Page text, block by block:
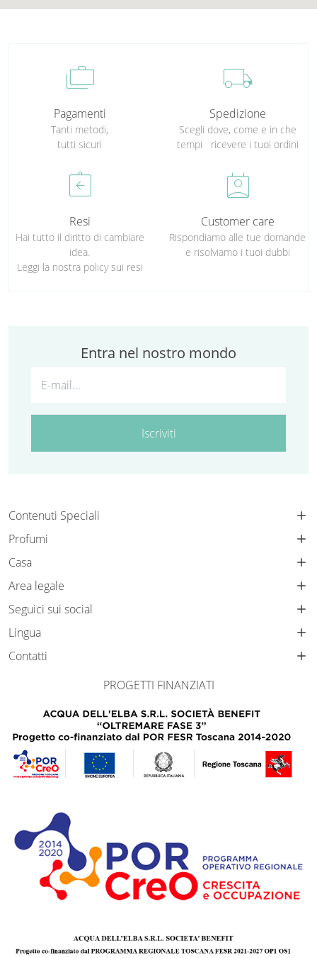
cases
Pagamenti
Tanti metodi,
tutti sicuri
local_shipping
Spedizione
Scegli dove, come e in che
tempi ricevere i tuoi ordini
assignment_return
Resi
Hai tutto il diritto di cambiare
idea.
Leggi la nostra policy sui resi
perm_contact_calendar
Customer care
Rispondiamo alle tue domande
e risolviamo i tuoi dubbi
Entra nel nostro mondo
Iscriviti
Contenuti Speciali
Profumi
Casa
Area legale
Seguici sui social
Lingua
Contatti
PROGETTI FINANZIATI